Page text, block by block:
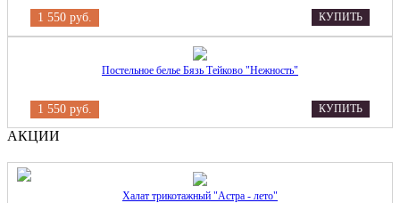
1 550 руб. КУПИТЬ
Постельное белье Бязь Тейково "Нежность"
1 550 руб. КУПИТЬ
АКЦИИ
Халат трикотажный "Астра - лето"